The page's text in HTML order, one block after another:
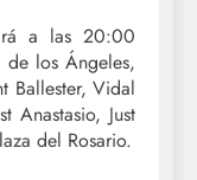
a las 20:00
de los Ángeles,
Ballester, Vidal
Anastasio, Just
del Rosario.